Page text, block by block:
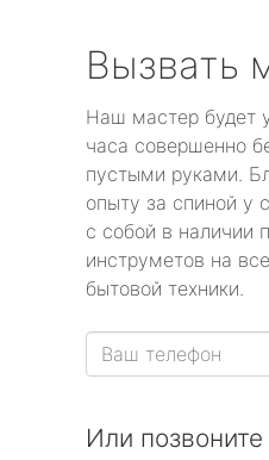
Вызвать
Наш мастер будет
часа совершенно
пустыми руками.
опыту за спиной у
с собой в наличии
инструметов на
бытовой техники.
Или